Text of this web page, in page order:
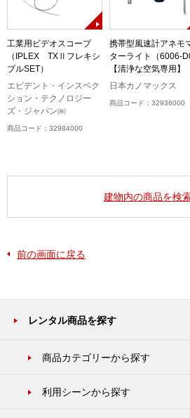
工業用ビデオスコープ
（IPLEX TXⅡフレキシ
ブルSET）
エビデント・インスペク
ション・テクノロジー
ズ・ジャパン㈱
商品コード：32984000
携帯型風速計アネモ
ターライト（6006-
【清浄な空気専用】
日本カノマックス
商品コード：32936000
建物内の商品を検
前の画面に戻る
レンタル商品を探す
商品カテゴリーから探す
利用シーンから探す